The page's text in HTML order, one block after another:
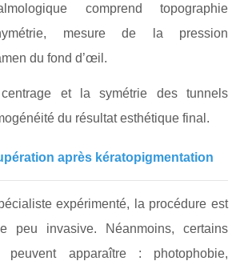
comprend topographie
mesure de la pression
du fond d’œil.
et la symétrie des tunnels
du résultat esthétique final.
après kératopigmentation
expérimenté, la procédure est
peu invasive. Néanmoins, certains
peuvent apparaître : photophobie,